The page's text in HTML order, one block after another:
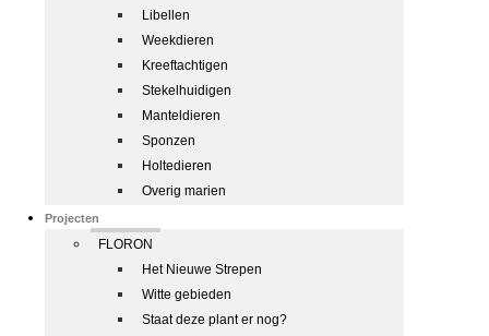
Libellen
Weekdieren
Kreeftachtigen
Stekelhuidigen
Manteldieren
Sponzen
Holtedieren
Overig marien
Projecten
FLORON
Het Nieuwe Strepen
Witte gebieden
Staat deze plant er nog?